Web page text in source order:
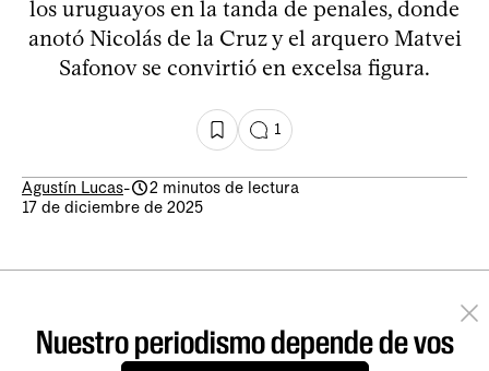
los uruguayos en la tanda de penales, donde
anotó Nicolás de la Cruz y el arquero Matvei
Safonov se convirtió en excelsa figura.
1
Agustín Lucas-
2 minutos de lectura
17 de diciembre de 2025
Nuestro periodismo depende de vos